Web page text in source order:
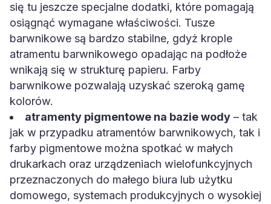
się tu jeszcze specjalne dodatki, które pomagają
osiągnąć wymagane właściwości. Tusze
barwnikowe są bardzo stabilne, gdyż krople
atramentu barwnikowego opadając na podłoże
wnikają się w strukturę papieru. Farby
barwnikowe pozwalają uzyskać szeroką gamę
kolorów.
atramenty pigmentowe na bazie wody – tak
jak w przypadku atramentów barwnikowych, tak i
farby pigmentowe można spotkać w małych
drukarkach oraz urządzeniach wielofunkcyjnych
przeznaczonych do małego biura lub użytku
domowego, systemach produkcyjnych o wysokiej